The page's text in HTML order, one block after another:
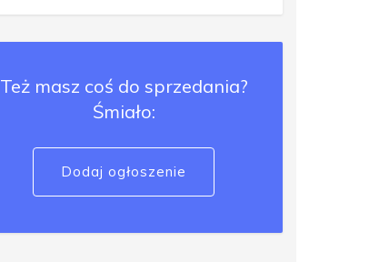
Też masz coś do sprzedania?
Śmiało:
Dodaj ogłoszenie